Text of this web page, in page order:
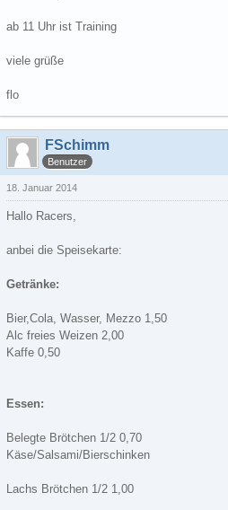
ab 11 Uhr ist Training
viele grüße
flo
FSchimm
Benutzer
18. Januar 2014
Hallo Racers,
anbei die Speisekarte:
Getränke:
Bier,Cola, Wasser, Mezzo 1,50
Alc freies Weizen 2,00
Kaffe 0,50
Essen:
Belegte Brötchen 1/2 0,70
Käse/Salsami/Bierschinken
Lachs Brötchen 1/2 1,00